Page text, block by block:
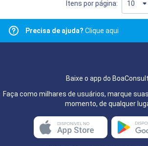
Itens por página:
Precisa de ajuda? Clique aqui
Baixe o app do
Faça como milhares de usuários, marque
momento, de qualquer